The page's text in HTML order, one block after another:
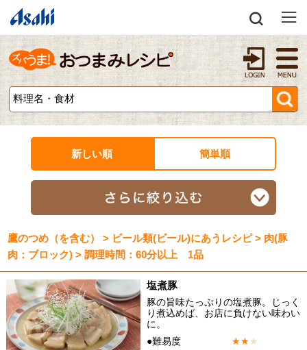
新しい順 簡単順
鷹のつめ（を含む） > ビール類(ビール)にあうレシピ > 肉(豚
肉：ブロック) > 調理時間：60分以上 1品
塩煮豚
豚の旨味たっぷりの塩煮豚。じっく
り煮込めば、お店に負けない味わい
に。
●難易度
★★★